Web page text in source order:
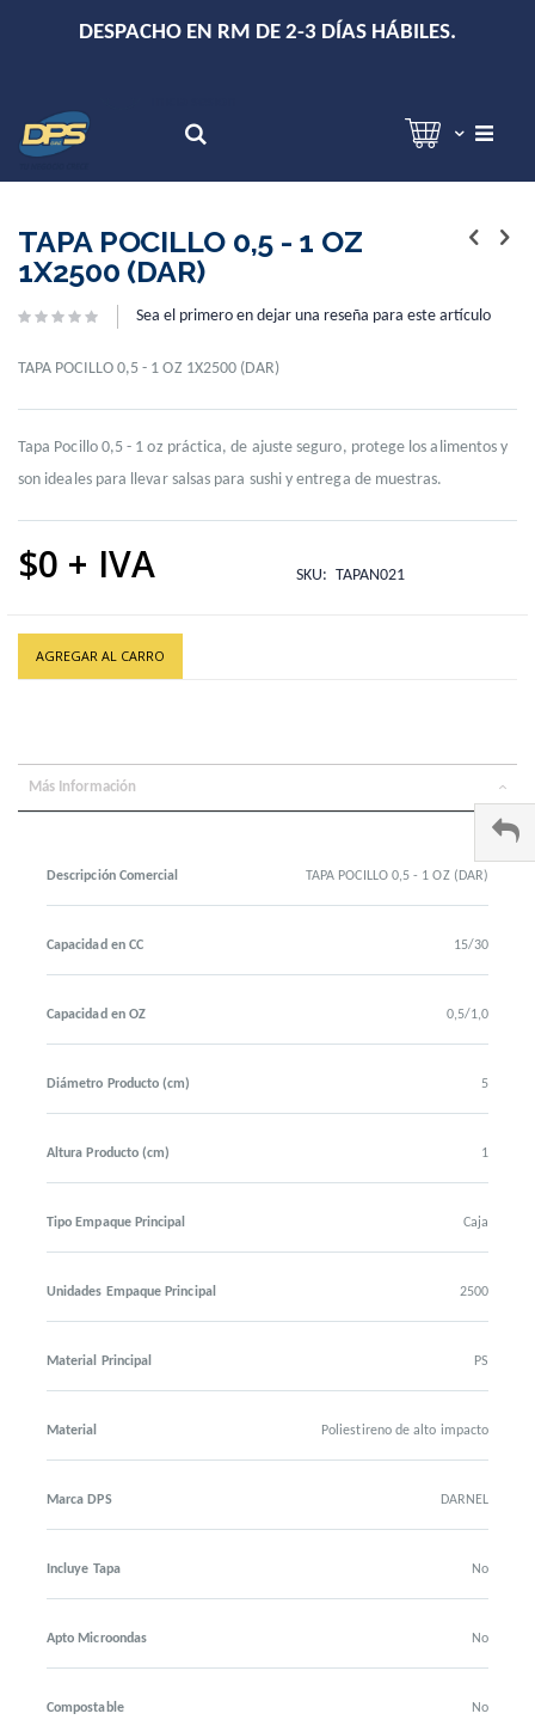
DESPACHO EN RM DE 2-3 DÍAS HÁBILES.
to
the
end
the
gallery
to
the
beginning
the
gallery
TAPA POCILLO 0,5 - 1 OZ
1X2500 (DAR)
Sea el primero en dejar una reseña para este artículo
TAPA POCILLO 0,5 - 1 OZ 1X2500 (DAR)
Tapa Pocillo 0,5 - 1 oz práctica, de ajuste seguro, protege los alimentos y
son ideales para llevar salsas para sushi y entrega de muestras.
$0 SKU TAPAN021
AGREGAR AL CARRO
Más Información
Descripción Comercial TAPA POCILLO 0,5 - 1 OZ (DAR)
Capacidad en CC 15/30
Capacidad en OZ 0,5/1,0
Diámetro Producto (cm) 5
Altura Producto (cm) 1
Tipo Empaque Principal Caja
Unidades Empaque Principal 2500
Material Principal PS
Material Poliestireno de alto impacto
Marca DPS DARNEL
Incluye Tapa No
Apto Microondas No
Compostable No